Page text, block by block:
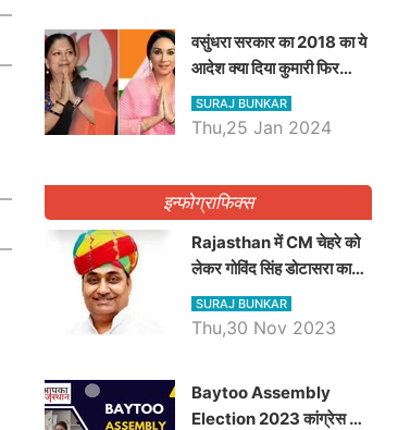
वसुंधरा सरकार का 2018 का ये
आदेश क्या दिया कुमारी फिर
करेंगी लागू? कांग्रेस सरकार ने
किया था निरस्त
SURAJ BUNKAR
Thu,25 Jan 2024
इन्फोग्राफिक्स
Rajasthan में CM चेहरे को
लेकर गोविंद सिंह डोटासरा का
बड़ा बयान आया सामने, जानें
विचार
SURAJ BUNKAR
Thu,30 Nov 2023
Baytoo Assembly
Election 2023 कांग्रेस से